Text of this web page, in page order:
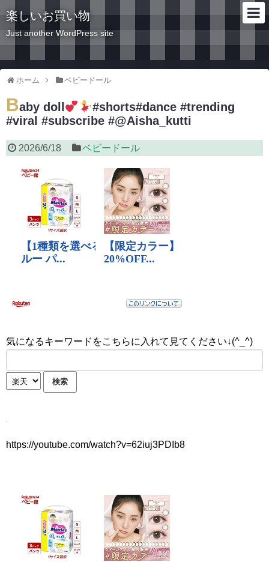
楽しいお買い物
Just another WordPress site
ホーム ベビードール
Baby doll
#shorts#dance #trending
#viral #subscribe #@Aisha_kutti
2026/6/18 ベビードール
気になるキーワードをこちらに入れて見てください↓(^_^)
https://youtube.com/watch?v=62iuj3PDIb8